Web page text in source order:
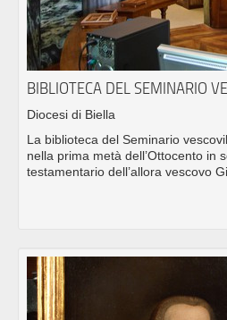
BIBLIOTECA DEL SEMINARIO
Diocesi di Biella
La biblioteca del Seminario
nella prima metà dell’Ottocento in
testamentario dell’allora vescovo